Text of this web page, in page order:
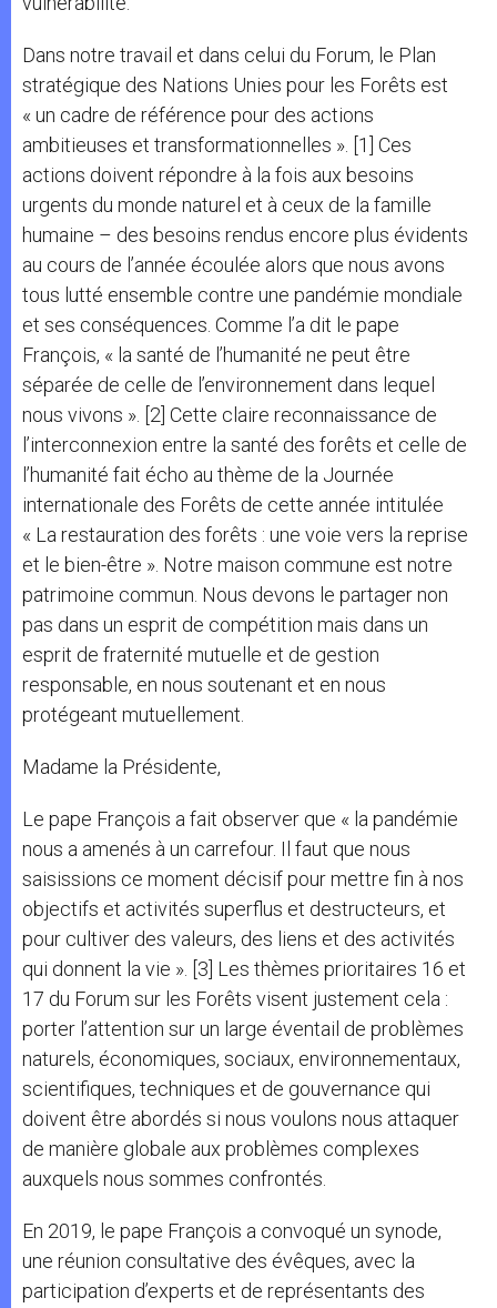
Dans notre travail et dans celui du Forum, le Plan
stratégique des Nations Unies pour les Forêts est
« un cadre de référence pour des actions
ambitieuses et transformationnelles ». [1] Ces
actions doivent répondre à la fois aux besoins
urgents du monde naturel et à ceux de la famille
humaine – des besoins rendus encore plus évidents
au cours de l’année écoulée alors que nous avons
tous lutté ensemble contre une pandémie mondiale
et ses conséquences. Comme l’a dit le pape
François, « la santé de l’humanité ne peut être
séparée de celle de l’environnement dans lequel
nous vivons ». [2] Cette claire reconnaissance de
l’interconnexion entre la santé des forêts et celle de
l’humanité fait écho au thème de la Journée
internationale des Forêts de cette année intitulée
« La restauration des forêts : une voie vers la reprise
et le bien-être ». Notre maison commune est notre
patrimoine commun. Nous devons le partager non
pas dans un esprit de compétition mais dans un
esprit de fraternité mutuelle et de gestion
responsable, en nous soutenant et en nous
protégeant mutuellement.
Madame la Présidente,
Le pape François a fait observer que « la pandémie
nous a amenés à un carrefour. Il faut que nous
saisissions ce moment décisif pour mettre fin à nos
objectifs et activités superflus et destructeurs, et
pour cultiver des valeurs, des liens et des activités
qui donnent la vie ». [3] Les thèmes prioritaires 16 et
17 du Forum sur les Forêts visent justement cela :
porter l’attention sur un large éventail de problèmes
naturels, économiques, sociaux, environnementaux,
scientifiques, techniques et de gouvernance qui
doivent être abordés si nous voulons nous attaquer
de manière globale aux problèmes complexes
auxquels nous sommes confrontés.
En 2019, le pape François a convoqué un synode,
une réunion consultative des évêques, avec la
participation d’experts et de représentants des